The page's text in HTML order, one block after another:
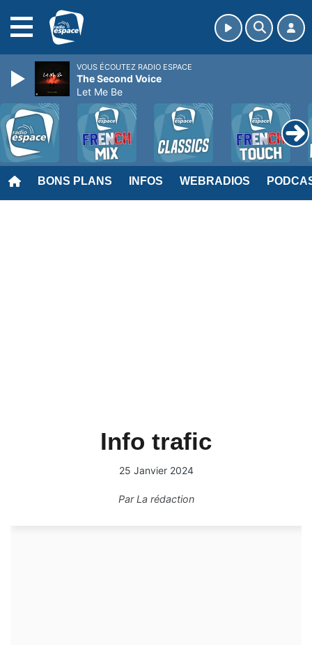
BONS PLANS INFOS WEBRADIOS
Info trafic
25 Janvier 2024
ParLa rédaction
VOUS ÉCOUTEZ RADIO ESPACE
The Second Voice
Let Me Be